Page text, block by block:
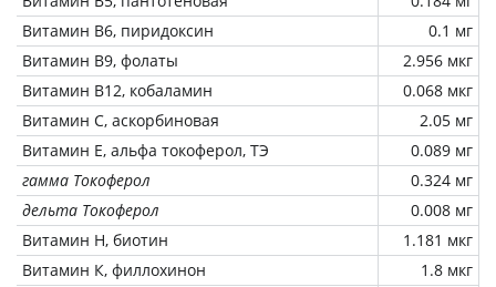
Витамин В6, пиридоксин
0.1 мг
Витамин В9, фолаты
2.956 мкг
Витамин В12, кобаламин
0.068 мкг
Витамин C, аскорбиновая
2.05 мг
Витамин Е, альфа токоферол, ТЭ
0.089 мг
гамма Токоферол
0.324 мг
дельта Токоферол
0.008 мг
Витамин Н, биотин
1.181 мкг
Витамин К, филлохинон
1.8 мкг